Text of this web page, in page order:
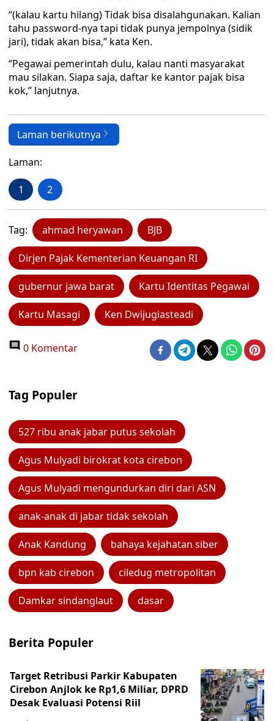
“(kalau kartu hilang) Tidak bisa disalahgunakan. Kalian
tahu password-nya tapi tidak punya jempolnya (sidik
jari), tidak akan bisa,” kata Ken.
“Pegawai pemerintah dulu, kalau nanti masyarakat
mau silakan. Siapa saja, daftar ke kantor pajak bisa
kok,” lanjutnya.
Laman berikutnya
Laman:
1 2
Tag: ahmad heryawan BJB
Dirjen Pajak Kementerian Keuangan RI
gubernur jawa barat Kartu Identitas Pegawai
Kartu Masagi Ken Dwijugiasteadi
0 Komentar
Tag Populer
527 ribu anak jabar putus sekolah
Agus Mulyadi birokrat kota cirebon
Agus Mulyadi mengundurkan diri dari ASN
anak-anak di jabar tidak sekolah
Anak Kandung bahaya kejahatan siber
bpn kab cirebon ciledug metropolitan
Damkar sindanglaut dasar
Berita Populer
Target Retribusi Parkir Kabupaten
Cirebon Anjlok ke Rp1,6 Miliar, DPRD
Desak Evaluasi Potensi Riil